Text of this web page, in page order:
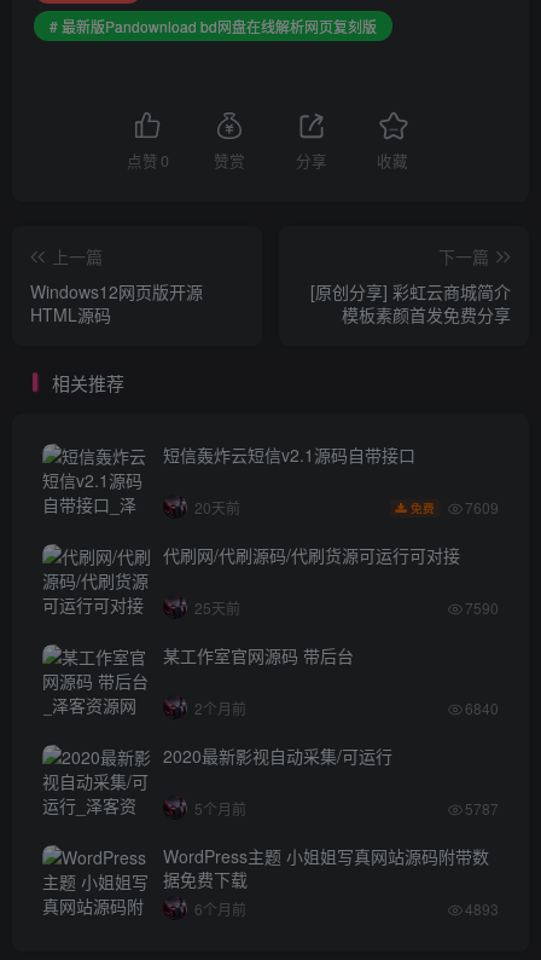
# 最新版Pandownload bd网盘在线解析网页复刻版
点赞 0 赞赏 分享 收藏
上一篇
Windows12网页版开源
HTML源码
下一篇
[原创分享] 彩虹云商城简介
模板素颜首发免费分享
相关推荐
短信轰炸云短信v2.1源码自带接口
20天前 免费 7609
代刷网/代刷源码/代刷货源可运行可对接
25天前 7590
某工作室官网源码 带后台
2个月前 6840
2020最新影视自动采集/可运行
5个月前 5787
WordPress主题 小姐姐写真网站源码附带数
据免费下载
6个月前 4893